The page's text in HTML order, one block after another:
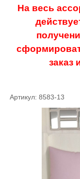
На весь
заказ
Артикул: 8583-13